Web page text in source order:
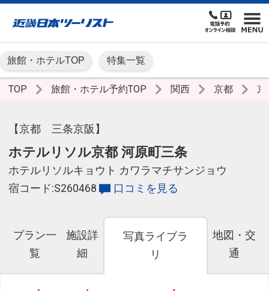
旅館・ホテルTOP 特集一覧
TOP 旅館・ホテル予約TOP 関西 京都 京
【京都 三条京阪】
ホテルリソル京都 河原町三条
ホテルリソルキョウト カワラマチサンジョウ
宿コード:S260468
口コミを見る
プラン一
覧
施設詳
細
写真ライブラ
リ
地図・交
通